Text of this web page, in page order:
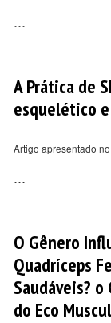
...
A Prática de
esquelético
Artigo apresentado
...
O Gênero
Quadríceps
Saudáveis?
do Eco